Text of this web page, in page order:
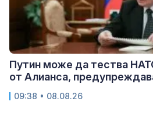
Путин може да тества
от Алианса,
09:38 • 08.08.26